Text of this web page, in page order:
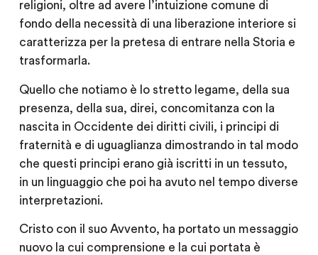
religioni, oltre ad avere l’intuizione comune di
fondo della necessità di una liberazione interiore si
caratterizza per la pretesa di entrare nella Storia e
trasformarla.
Quello che notiamo è lo stretto legame, della sua
presenza, della sua, direi, concomitanza con la
nascita in Occidente dei diritti civili, i principi di
fraternità e di uguaglianza dimostrando in tal modo
che questi principi erano già iscritti in un tessuto,
in un linguaggio che poi ha avuto nel tempo diverse
interpretazioni.
Cristo con il suo Avvento, ha portato un messaggio
nuovo la cui comprensione e la cui portata è